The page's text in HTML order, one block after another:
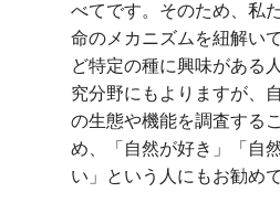
べてです。そのため、私
命のメカニズムを紐解い
ど特定の種に興味がある
究分野にもよりますが、
の生態や機能を調査する
め、「自然が好き」「自
い」という人にもお勧めで